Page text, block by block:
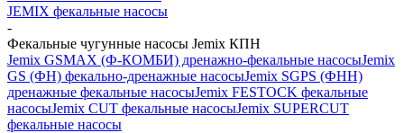
JEMIX фекальные насосы
-
Фекальные чугунные насосы Jemix КПН
Jemix GSMAX (Ф-КОМБИ) дренажно-фекальные насосыJemix
GS (ФН) фекально-дренажные насосыJemix SGPS (ФНН)
дренажные фекальные насосыJemix FESTOCK фекальные
насосыJemix CUT фекальные насосыJemix SUPERCUT
фекальные насосы